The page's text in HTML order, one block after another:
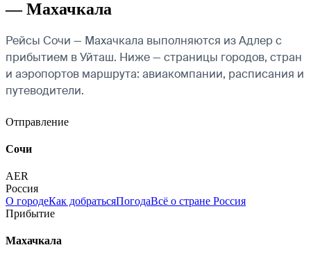
— Махачкала
Рейсы Сочи — Махачкала выполняются из Адлер с
прибытием в Уйташ. Ниже — страницы городов, стран
и аэропортов маршрута: авиакомпании, расписания и
путеводители.
Отправление
Сочи
AER
Россия
О городеКак добратьсяПогодаВсё о стране Россия
Прибытие
Махачкала